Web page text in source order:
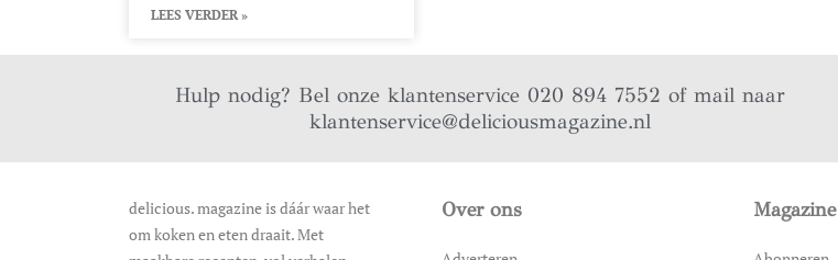
LEES VERDER »
Hulp nodig? Bel onze klantenservice 020 894 7552 of mail naar
klantenservice@deliciousmagazine.nl
delicious. magazine is dáár waar het
om koken en eten draait. Met
Over ons Magazine